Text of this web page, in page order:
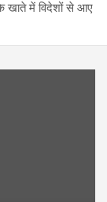
के खाते में विदेशों से आए